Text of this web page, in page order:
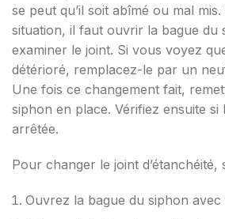
se peut qu’il soit abîmé ou mal
situation, il faut ouvrir la bague du
examiner le joint. Si vous voyez
détérioré, remplacez-le par un
Une fois ce changement fait,
siphon en place. Vérifiez ensuite si
arrêtée.
Pour changer le joint d’étanchéité,
Ouvrez la bague du siphon